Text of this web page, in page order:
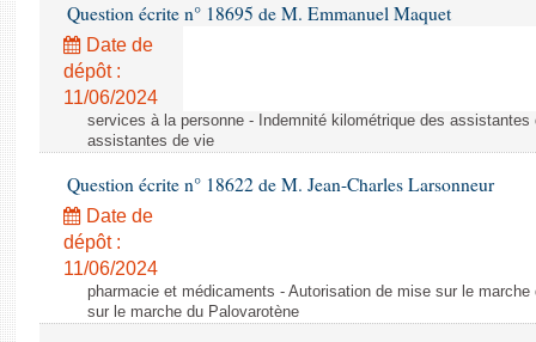
Question écrite n° 18695 de M. Emmanuel Maquet
Date de
dépôt :
11/06/2024
services à la personne - Indemnité kilométrique des
assistantes de vie
Question écrite n° 18622 de M. Jean-Charles Larsonneur
Date de
dépôt :
11/06/2024
pharmacie et médicaments - Autorisation de mise sur le
sur le marche du Palovarotène